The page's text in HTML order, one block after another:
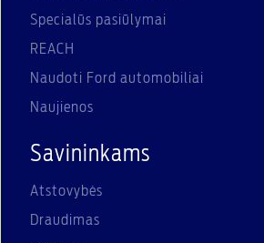
Specialūs pasiūlymai
REACH
Naudoti Ford automobiliai
Naujienos
Savininkams
Atstovybės
Draudimas